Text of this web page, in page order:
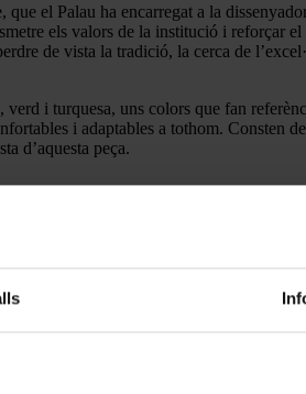
el Palau ha encarregat a la
els valors de la institució i reforçar
de vista la tradició, la cerca de
i turquesa, uns colors que fan
i adaptables a tothom. Consten
d’aquesta peça.